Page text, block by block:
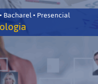
Bacharel • Presencial